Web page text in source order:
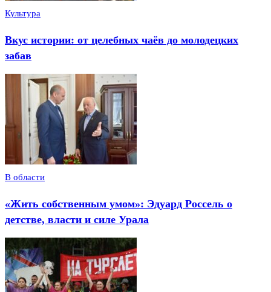
Культура
Вкус истории: от целебных чаёв до молодецких
забав
В области
«Жить собственным умом»: Эдуард Россель о
детстве, власти и силе Урала